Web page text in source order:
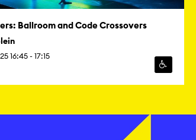
Ballroom and Code Crossovers
16:45 - 17:15